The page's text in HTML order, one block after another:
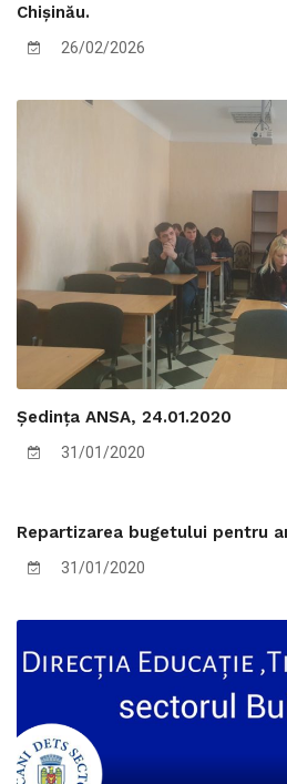
Chișinău.
26/02/2026
Ședința ANSA, 24.01.2020
31/01/2020
Repartizarea bugetului pentru
31/01/2020